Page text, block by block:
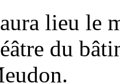
lieu le
du